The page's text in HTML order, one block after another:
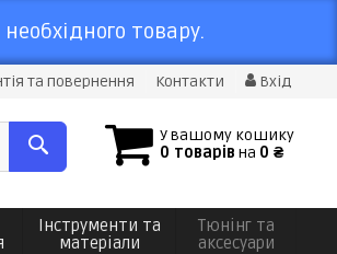
товару.
та повернення Контакти Вхід
У вашому кошику
0 товарів на 0 ₴
Інструменти та
матеріали
Тюнінг та
аксесуари